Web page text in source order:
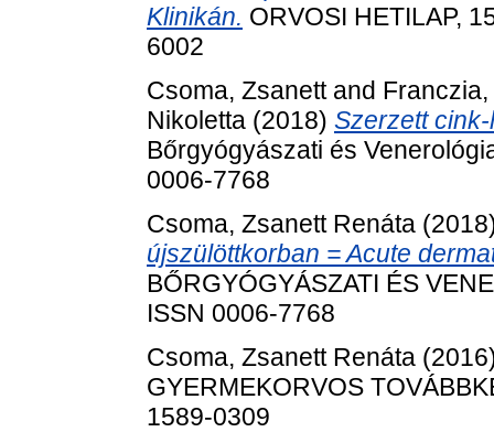
Klinikán. ORVOSI HETILAP,
6002
Csoma, Zsanettand
Nikoletta (2018) Szerzett
Bőrgyógyászati és
0006-7768
Csoma, Zsanett Renáta
újszülöttkorban = Acute
BŐRGYÓGYÁSZATI ÉS
ISSN 0006-7768
Csoma, Zsanett Renáta
GYERMEKORVOS
1589-0309